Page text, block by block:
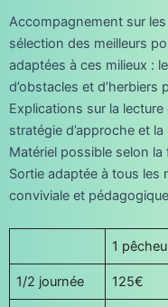
Accompagnement sur
sélection des meilleurs
adaptées à ces milieux :
d’obstacles et d’herbiers
Explications sur la lecture
stratégie d’approche et
Matériel possible selon la
Sortie adaptée à tous les
conviviale et
1
1/2 journée 125€